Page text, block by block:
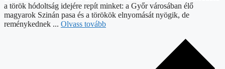
a török hódoltság idejére repít minket: a Győr városában élő
magyarok Szinán pasa és a törökök elnyomását nyögik, de
reménykednek ... Olvass tovább